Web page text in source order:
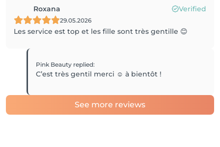
Roxana Verified
29.05.2026
Les service est top et les fille sont très gentille 😊
Pink Beauty replied:
C’est très gentil merci ☺️ à bientôt !
See more reviews